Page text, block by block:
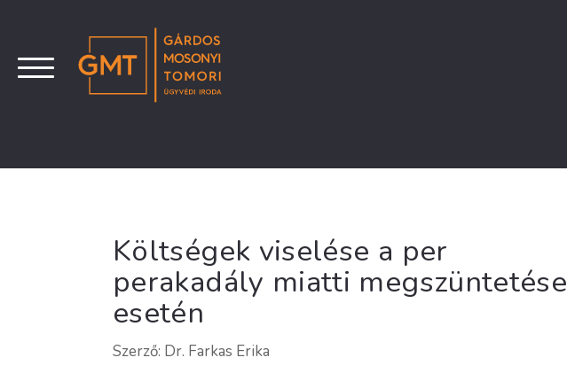
Költségek viselése a per
perakadály miatti megszüntetése
esetén
Szerző: Dr. Farkas Erika